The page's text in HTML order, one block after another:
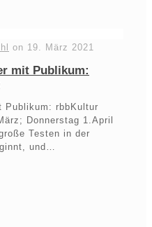
on 19. März 2021
mit Publikum:
Publikum: rbbKultur
Donnerstag 1.April
Testen in der
und…